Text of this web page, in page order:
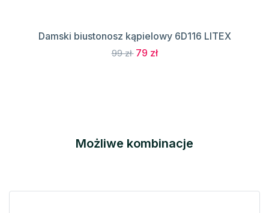
Damski biustonosz kąpielowy 6D116 LITEX
99 zł 79 zł
Możliwe kombinacje